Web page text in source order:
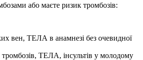
або маєте ризик тромбозів:
вен, ТЕЛА в анамнезі без очевидної
тромбозів, ТЕЛА, інсультів у молодому